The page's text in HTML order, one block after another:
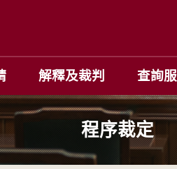
解釋及裁判 查詢
程序裁定